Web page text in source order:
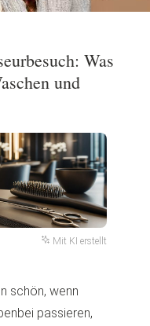
Was
und
Mit KI erstellt
schön, wenn
passieren,